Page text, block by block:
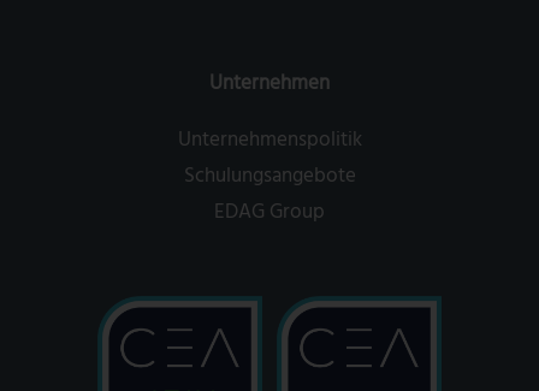
Unternehmen
Unternehmenspolitik
Schulungsangebote
EDAG Group